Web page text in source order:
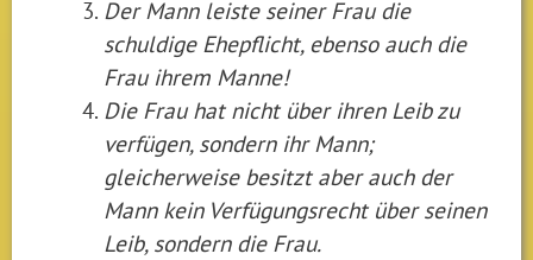
Der Mann leiste seiner Frau die
schuldige Ehepflicht, ebenso auch die
Frau ihrem Manne!
Die Frau hat nicht über ihren Leib zu
verfügen, sondern ihr Mann;
gleicherweise besitzt aber auch der
Mann kein Verfügungsrecht über seinen
Leib, sondern die Frau.